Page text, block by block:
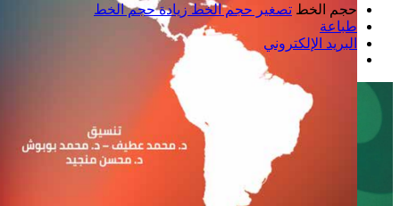
حجم الخط تصغير حجم الخط زيادة حجم الخط
طباعة
البريد الإلكتروني